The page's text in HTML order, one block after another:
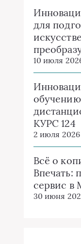
для
10 июля
КУРС 124
2 июля 2026
Всё о
Впечать:
сервис в
30 июня